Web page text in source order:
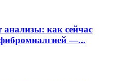
как сейчас
—...